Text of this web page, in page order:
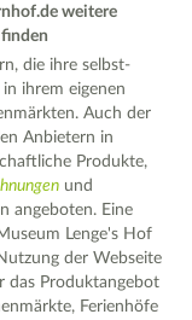
weitere
die ihre selbst-
ihrem eigenen
Auch der
Anbietern in
Produkte,
und
angeboten. Eine
Lenge's Hof
der Webseite
das Produktangebot
Ferienhöfe